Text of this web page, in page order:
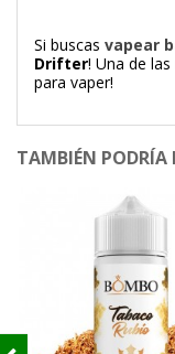
Si buscas vapear
Drifter! Una de
para vaper!
TAMBIÉN PODRÍA